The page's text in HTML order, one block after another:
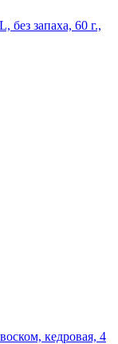
без запаха, 60 г.,
кедровая, 4